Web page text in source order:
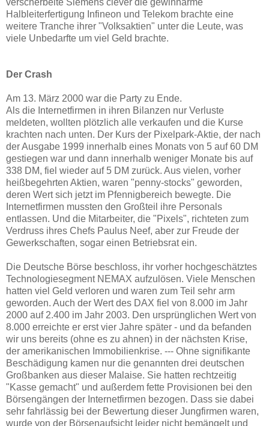
Halbleiterfertigung Infineon und Telekom brachte eine
weitere Tranche ihrer "Volksaktien" unter die Leute, was
viele Unbedarfte um viel Geld brachte.
Der Crash
Am 13. März 2000 war die Party zu Ende.
Als die Internetfirmen in ihren Bilanzen nur Verluste
meldeten, wollten plötzlich alle verkaufen und die Kurse
krachten nach unten. Der Kurs der Pixelpark-Aktie, der nach
der Ausgabe 1999 innerhalb eines Monats von 5 auf 60 DM
gestiegen war und dann innerhalb weniger Monate bis auf
338 DM, fiel wieder auf 5 DM zurück. Aus vielen, vorher
heißbegehrten Aktien, waren "penny-stocks" geworden,
deren Wert sich jetzt im Pfennigbereich bewegte. Die
Internetfirmen mussten den Großteil ihre Personals
entlassen. Und die Mitarbeiter, die "Pixels", richteten zum
Verdruss ihres Chefs Paulus Neef, aber zur Freude der
Gewerkschaften, sogar einen Betriebsrat ein.
Die Deutsche Börse beschloss, ihr vorher hochgeschätztes
Technologiesegment NEMAX aufzulösen. Viele Menschen
hatten viel Geld verloren und waren zum Teil sehr arm
geworden. Auch der Wert des DAX fiel von 8.000 im Jahr
2000 auf 2.400 im Jahr 2003. Den ursprünglichen Wert von
8.000 erreichte er erst vier Jahre später - und da befanden
wir uns bereits (ohne es zu ahnen) in der nächsten Krise,
der amerikanischen Immobilienkrise. --- Ohne signifikante
Beschädigung kamen nur die genannten drei deutschen
Großbanken aus dieser Malaise. Sie hatten rechtzeitig
"Kasse gemacht" und außerdem fette Provisionen bei den
Börsengängen der Internetfirmen bezogen. Dass sie dabei
sehr fahrlässig bei der Bewertung dieser Jungfirmen waren,
wurde von der Börsenaufsicht leider nicht bemängelt und